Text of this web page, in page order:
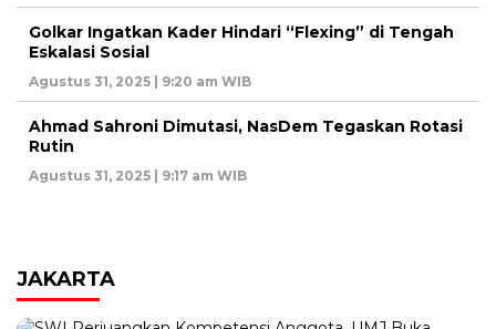
Golkar Ingatkan Kader Hindari “Flexing” di Tengah
Eskalasi Sosial
Agustus 31, 2025 | 9:20 am WIB
Ahmad Sahroni Dimutasi, NasDem Tegaskan Rotasi
Rutin
Agustus 31, 2025 | 9:17 am WIB
JAKARTA